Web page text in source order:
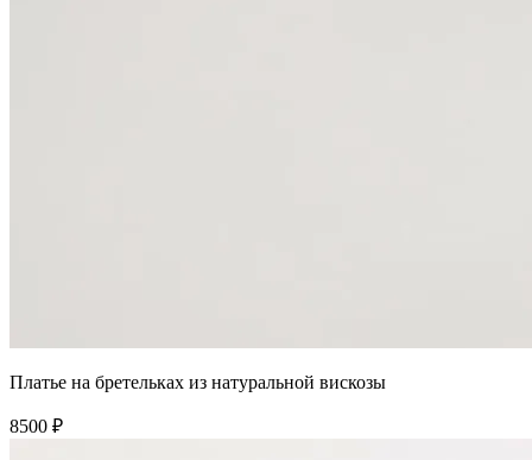
Платье на бретельках из натуральной вискозы
8500 ₽